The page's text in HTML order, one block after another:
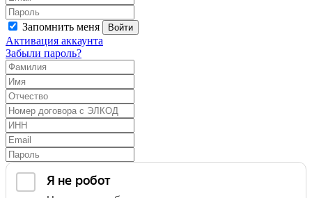
Запомнить меня Войти
Активация аккаунта
Забыли пароль?